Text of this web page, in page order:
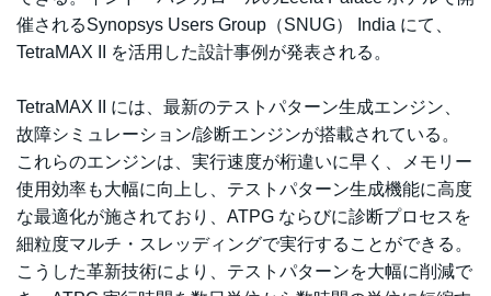
催されるSynopsys Users Group（SNUG） India にて、
TetraMAX II を活用した設計事例が発表される。
TetraMAX II には、最新のテストパターン生成エンジン、
故障シミュレーション/診断エンジンが搭載されている。
これらのエンジンは、実行速度が桁違いに早く、メモリー
使用効率も大幅に向上し、テストパターン生成機能に高度
な最適化が施されており、ATPG ならびに診断プロセスを
細粒度マルチ・スレッディングで実行することができる。
こうした革新技術により、テストパターンを大幅に削減で